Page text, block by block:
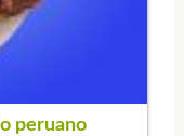
peruano